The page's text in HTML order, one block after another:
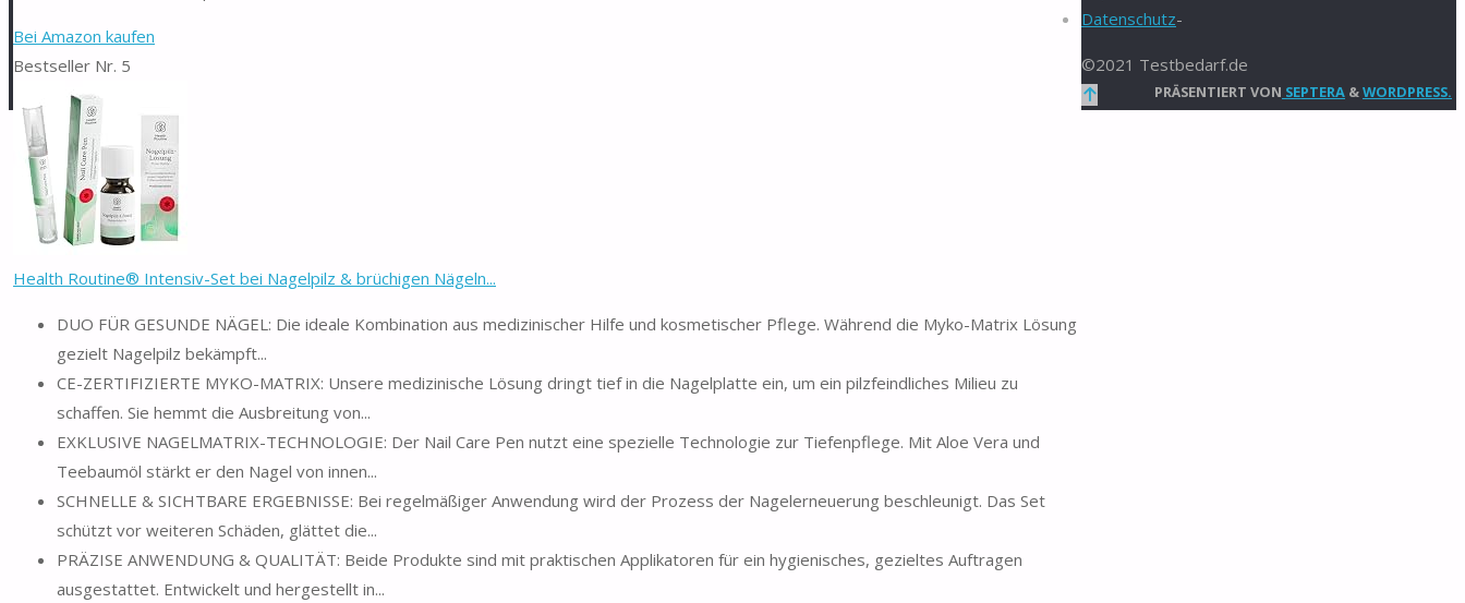
Bei Amazon kaufen
Bestseller Nr. 5
Health Routine® Intensiv-Set bei Nagelpilz & brüchigen Nägeln...
DUO FÜR GESUNDE NÄGEL: Die ideale Kombination aus medizinischer Hilfe und kosmetischer Pflege. Während die Myko-Matrix Lösung
gezielt Nagelpilz bekämpft...
CE-ZERTIFIZIERTE MYKO-MATRIX: Unsere medizinische Lösung dringt tief in die Nagelplatte ein, um ein pilzfeindliches Milieu zu
schaffen. Sie hemmt die Ausbreitung von...
EXKLUSIVE NAGELMATRIX-TECHNOLOGIE: Der Nail Care Pen nutzt eine spezielle Technologie zur Tiefenpflege. Mit Aloe Vera und
Teebaumöl stärkt er den Nagel von innen...
SCHNELLE & SICHTBARE ERGEBNISSE: Bei regelmäßiger Anwendung wird der Prozess der Nagelerneuerung beschleunigt. Das Set
schützt vor weiteren Schäden, glättet die...
PRÄZISE ANWENDUNG & QUALITÄT: Beide Produkte sind mit praktischen Applikatoren für ein hygienisches, gezieltes Auftragen
ausgestattet. Entwickelt und hergestellt in...
Datenschutz-
©2021 Testbedarf.de
PRÄSENTIERT VON SEPTERA &WORDPRESS.
Zurück